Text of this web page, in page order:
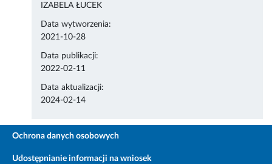
IZABELA ŁUCEK
Data wytworzenia:
2021-10-28
Data publikacji:
2022-02-11
Data aktualizacji:
2024-02-14
Ochrona danych osobowych
Udostępnianie informacji na wniosek